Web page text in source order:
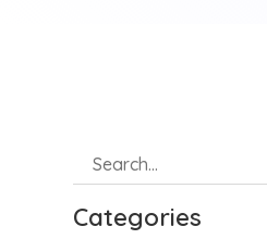
Categories